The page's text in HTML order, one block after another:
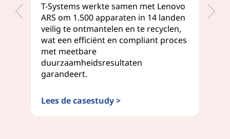
T-Systems werkte samen met Lenovo
ARS om 1.500 apparaten in 14 landen
veilig te ontmantelen en te recyclen,
wat een efficiënt en compliant proces
met meetbare
duurzaamheidsresultaten
garandeert.
Lees de casestudy >